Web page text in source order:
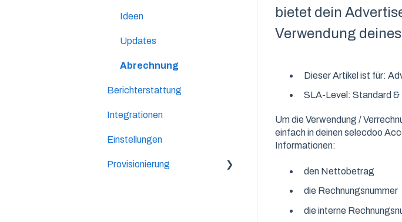
bietet dein
Verwendung
Dieser Artikel ist für:
SLA-Level: Standard &
Um die Verwendung /
einfach in deinen selecdoo
Informationen:
den Nettobetrag
die Rechnungsnummer
die interne
Ideen
Updates
Abrechnung
Berichterstattung
Integrationen
Einstellungen
Provisionierung